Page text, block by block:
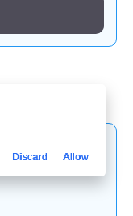
Discard Allow